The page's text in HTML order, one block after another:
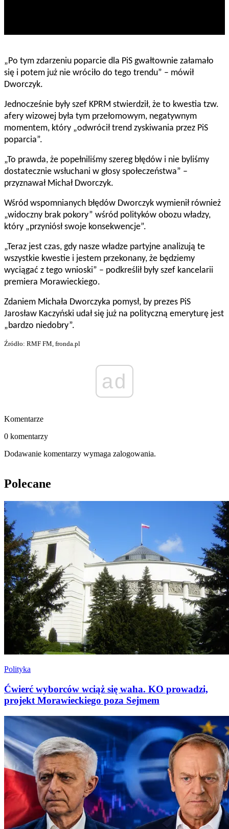
„Po tym zdarzeniu poparcie dla PiS gwałtownie załamało
się i potem już nie wróciło do tego trendu” – mówił
Dworczyk.
Jednocześnie były szef KPRM stwierdził, że to kwestia tzw.
afery wizowej była tym przełomowym, negatywnym
momentem, który „odwrócił trend zyskiwania przez PiS
poparcia”.
„To prawda, że popełniliśmy szereg błędów i nie byliśmy
dostatecznie wsłuchani w głosy społeczeństwa” –
przyznawał Michał Dworczyk.
Wśród wspomnianych błędów Dworczyk wymienił również
„widoczny brak pokory” wśród polityków obozu władzy,
który „przyniósł swoje konsekwencje”.
„Teraz jest czas, gdy nasze władze partyjne analizują te
wszystkie kwestie i jestem przekonany, że będziemy
wyciągać z tego wnioski” – podkreślił były szef kancelarii
premiera Morawieckiego.
Zdaniem Michała Dworczyka pomysł, by prezes PiS
Jarosław Kaczyński udał się już na polityczną emeryturę jest
„bardzo niedobry”.
Źródło: RMF FM, fronda.pl
ad
Komentarze
0 komentarzy
Dodawanie komentarzy wymaga zalogowania.
Polecane
Polityka
Ćwierć wyborców wciąż się waha. KO prowadzi,
projekt Morawieckiego poza Sejmem